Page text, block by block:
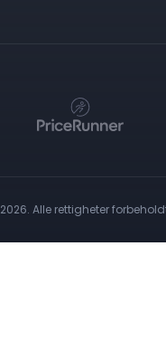
2026. Alle rettigheter